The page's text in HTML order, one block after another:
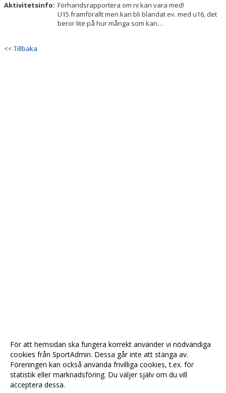
MINA SIDOR
Aktivitetsinfo: Förhandsrapportera om ni kan vara med!
U15 framförallt men kan bli blandat ev. med u16, det
beror lite på hur många som kan…
<< Tillbaka
För att hemsidan ska fungera korrekt använder vi nödvändiga
cookies från SportAdmin. Dessa går inte att stänga av.
Föreningen kan också använda frivilliga cookies, t.ex. för
statistik eller marknadsföring. Du väljer själv om du vill
acceptera dessa.